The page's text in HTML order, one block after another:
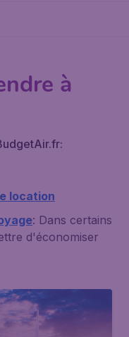
à
location
: Dans certains
d'économiser